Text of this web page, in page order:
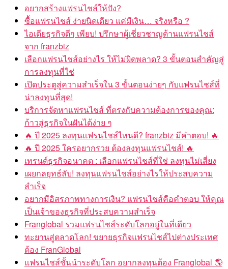
อยากสร้างแฟรนไชส์ให้ปัง?
ซื้อแฟรนไชส์ ง่ายนิดเดียว แค่มีเงิน… จริงหรือ ?
ไอเดียธุรกิจดีๆ เพียบ! ปรึกษาผู้เชี่ยวชาญด้านแฟรนไชส์
จาก franzbiz
เลือกแฟรนไชส์อย่างไร ให้ไม่ผิดพลาด? 3 ขั้นตอนสำคัญสู่
การลงทุนที่ใช่
เปิดประตูสู่ความสำเร็จใน 3 ขั้นตอนง่ายๆ กับแฟรนไชส์ที่
น่าลงทุนที่สุด!
บริการจัดหาแฟรนไชส์ ที่ตรงกับความต้องการของคุณ:
ก้าวสู่ธุรกิจในฝันได้ง่าย ๆ
🔥 ปี 2025 ลงทุนแฟรนไชส์ไหนดี? franzbiz มีคำตอบ! 🔥
🔥 ปี 2025 ใครอยากรวย ต้องลงทุนแฟรนไชส์! 🔥
เทรนด์ธุรกิจอนาคต : เลือกแฟรนไชส์ที่ใช่ ลงทุนไม่เสี่ยง
เผยกลยุทธ์ลับ! ลงทุนแฟรนไชส์อย่างไรให้ประสบความ
สำเร็จ
อยากมีอิสรภาพทางการเงิน? แฟรนไชส์คือคำตอบ ให้คุณ
เป็นเจ้าของธุรกิจที่ประสบความสำเร็จ
Franglobal รวมแฟรนไชส์ระดับโลกอยู่ในที่เดียว
ทะยานสู่ตลาดโลก! ขยายธุรกิจแฟรนไชส์ไปต่างประเทศ
ต้อง FranGlobal
แฟรนไชส์ชั้นนำระดับโลก อยากลงทุนต้อง Franglobal 🌎